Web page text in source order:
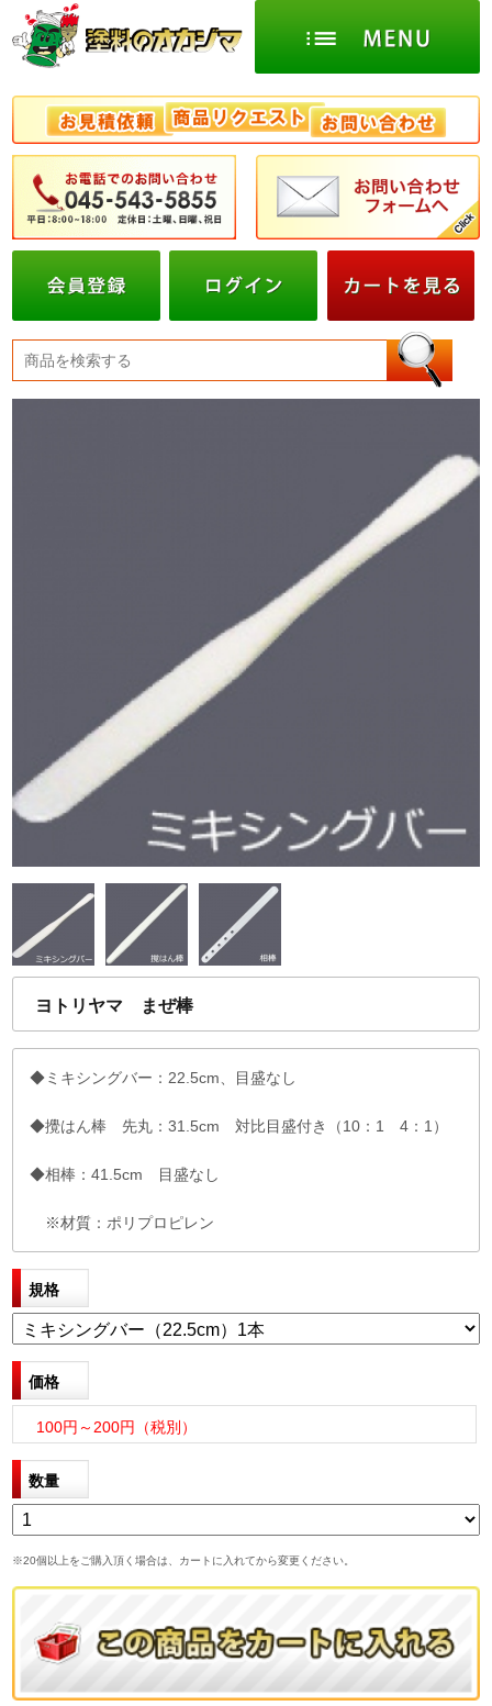
ヨトリヤマ まぜ棒
◆ミキシングバー：22.5cm、目盛なし
◆攪はん棒 先丸：31.5cm 対比目盛付き（10：1 4：1）
◆相棒：41.5cm 目盛なし
※材質：ポリプロピレン
規格
価格
100円～200円（税別）
数量
※20個以上をご購入頂く場合は、カートに入れてから変更ください。